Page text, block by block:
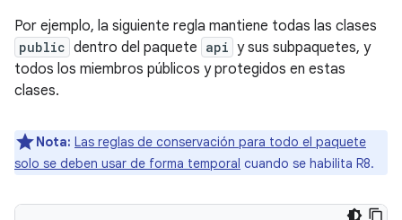
Por ejemplo, la siguiente regla mantiene todas las clases
public dentro del paquete api y sus subpaquetes, y
todos los miembros públicos y protegidos en estas
clases.
Nota: Las reglas de conservación para todo el paquete
solo se deben usar de forma temporal cuando se habilita R8.